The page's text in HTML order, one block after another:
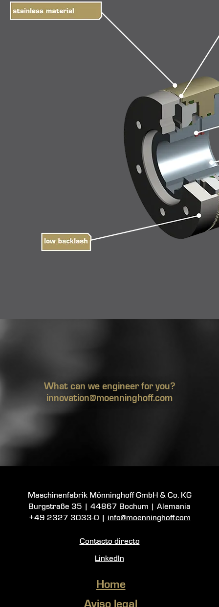
What can we engineer for you?
innovation@moenninghoff.com
Maschinenfabrik Mönninghoff GmbH & Co. KG
Burgstraße 35
44867 Bochum
| Alemania
+49 2327 3033-0
info@moenninghoff.com
Contacto directo
LinkedIn
Home
Aviso legal